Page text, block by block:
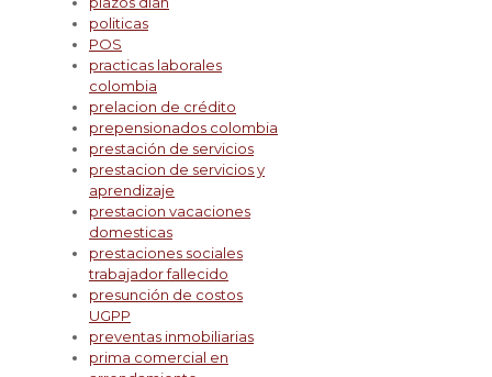
politicas
POS
practicas laborales
colombia
prelacion de crédito
prepensionados colombia
prestación de servicios
prestacion de servicios y
aprendizaje
prestacion vacaciones
domesticas
prestaciones sociales
trabajador fallecido
presunción de costos
UGPP
preventas inmobiliarias
prima comercial en